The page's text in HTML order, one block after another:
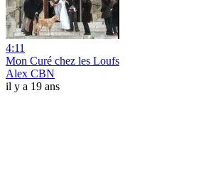
4:11
Mon Curé chez les Loufs
Alex CBN
il y a 19 ans